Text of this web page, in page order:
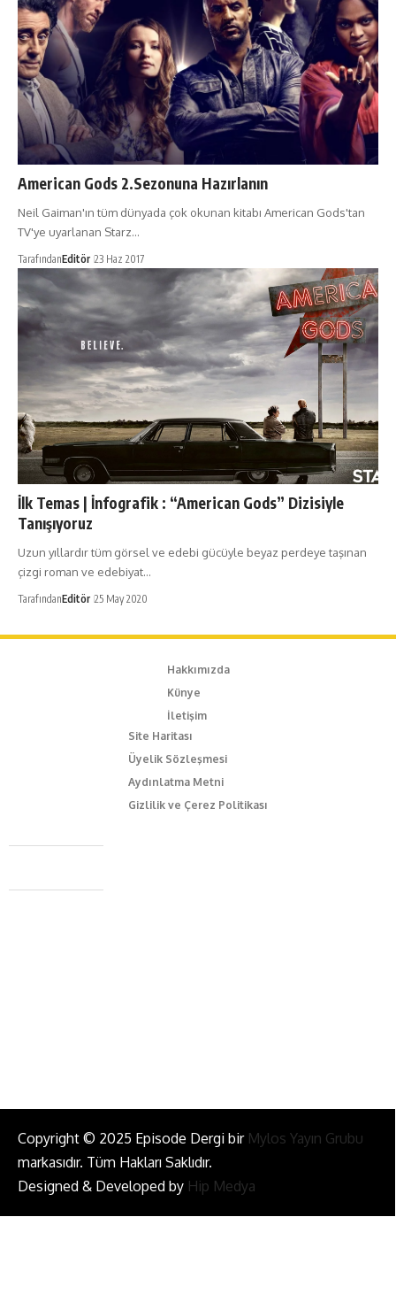
American Gods 2.Sezonuna Hazırlanın
Neil Gaiman'ın tüm dünyada çok okunan kitabı American Gods'tan
TV'ye uyarlanan Starz…
TarafındanEditör 23 Haz 2017
İlk Temas | İnfografik : “American Gods” Dizisiyle
Tanışıyoruz
Uzun yıllardır tüm görsel ve edebi gücüyle beyaz perdeye taşınan
çizgi roman ve edebiyat…
TarafındanEditör 25 May 2020
Hakkımızda
Künye
İletişim
Site Haritası
Üyelik Sözleşmesi
Aydınlatma Metni
Gizlilik ve Çerez Politikası
Caferağa Mah. Dr. Şakir Paşa Sok. No3/A Kadıköy İstanbul
+90 543 345 46 00
Copyright © 2025 Episode Dergi bir Mylos Yayın Grubu
markasıdır. Tüm Hakları Saklıdır.
Designed & Developed by Hip Medya